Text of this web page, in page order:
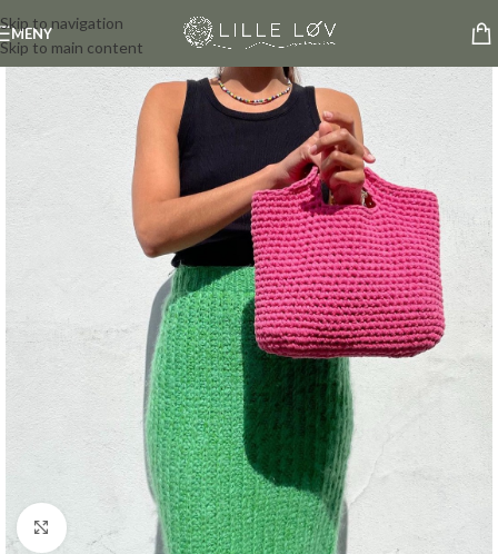
Skip to navigation
Skip to main content
MENY
Click to enlarge